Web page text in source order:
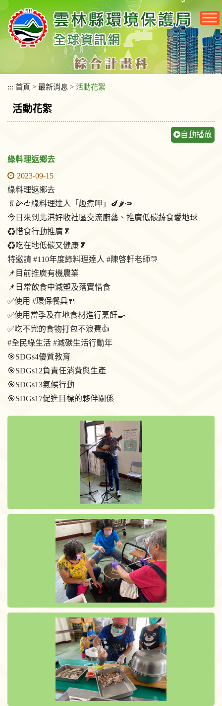
要
區
::: 首頁 > 最新消息 > 活動花絮
活動花絮
自動播放
綠料理返鄉去
2023-09-15
綠料理返鄉去
🥬🌽🍅綠料理達人「趣煮呷」🍆🌶🥕
今日來到北港好收社區交流廚藝、推廣低碳蔬食愛地球
♻️惜食行動推廣🥬
♻️吃在地低碳又健康🥬
特邀請 #110年度綠料理達人 #陳啓軒老師🎊
📌目前推廣有機農業
📌日常飲食中減塑及落實惜食
✅使用 #環保餐具🍴
✅使用當季及在地食材進行烹飪🍳
✅吃不完的食物打包不浪費👍
#全民綠生活 #減碳生活行動年
🎯SDGs4優質教育
🎯SDGs12負責任消費與生產
🎯SDGs13氣候行動
🎯SDGs17促進目標的夥伴關係